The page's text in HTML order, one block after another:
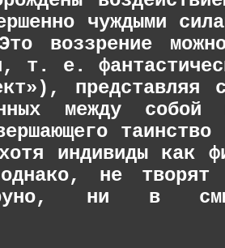
чуждыми
воззрение
т. е.
представляя
между собой
индивиды как
не творят
ни в